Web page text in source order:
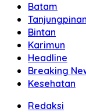
Batam
Bintan
Karimun
Headline
Breaking
Kesehatan
Redaksi